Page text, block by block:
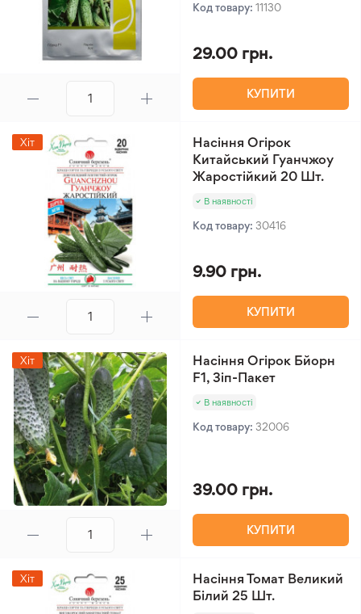
Код товару: 11130
29.00 грн.
КУПИТИ
Хіт
Насіння Огірок
Китайський Гуанчжоу
Жаростійкий 20 Шт.
В наявності
Код товару: 30416
9.90 грн.
КУПИТИ
Хіт
Насіння Огірок Бйорн
F1, Зіп-Пакет
В наявності
Код товару: 32006
39.00 грн.
КУПИТИ
Хіт
Насіння Томат Великий
Білий 25 Шт.